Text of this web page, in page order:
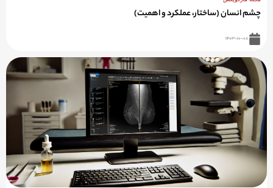
چشم انسان (ساختار، عملکرد و اهمیت)